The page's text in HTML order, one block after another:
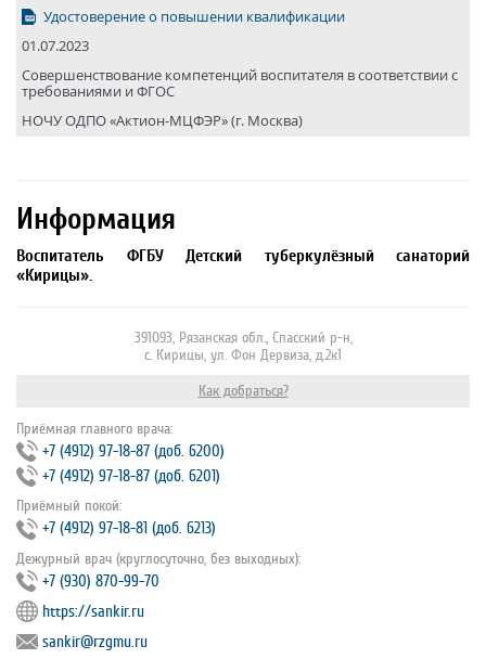
Удостоверение о повышении квалификации
01.07.2023
Совершенствование компетенций воспитателя в соответствии с
требованиями и ФГОС
НОЧУ ОДПО «Актион-МЦФЭР» (г. Москва)
Информация
Воспитатель ФГБУ Детский туберкулёзный санаторий
«Кирицы».
391093, Рязанская обл., Спасский р-н,
с. Кирицы, ул. Фон Дервиза, д.2к1
Как добраться?
Приёмная главного врача:
+7 (4912) 97‐18‐87 (доб. 6200)
+7 (4912) 97‐18‐87 (доб. 6201)
Приёмный покой:
+7 (4912) 97‐18‐81 (доб. 6213)
Дежурный врач (круглосуточно, без выходных):
+7 (930) 870-99-70
https://sankir.ru
sankir@rzgmu.ru